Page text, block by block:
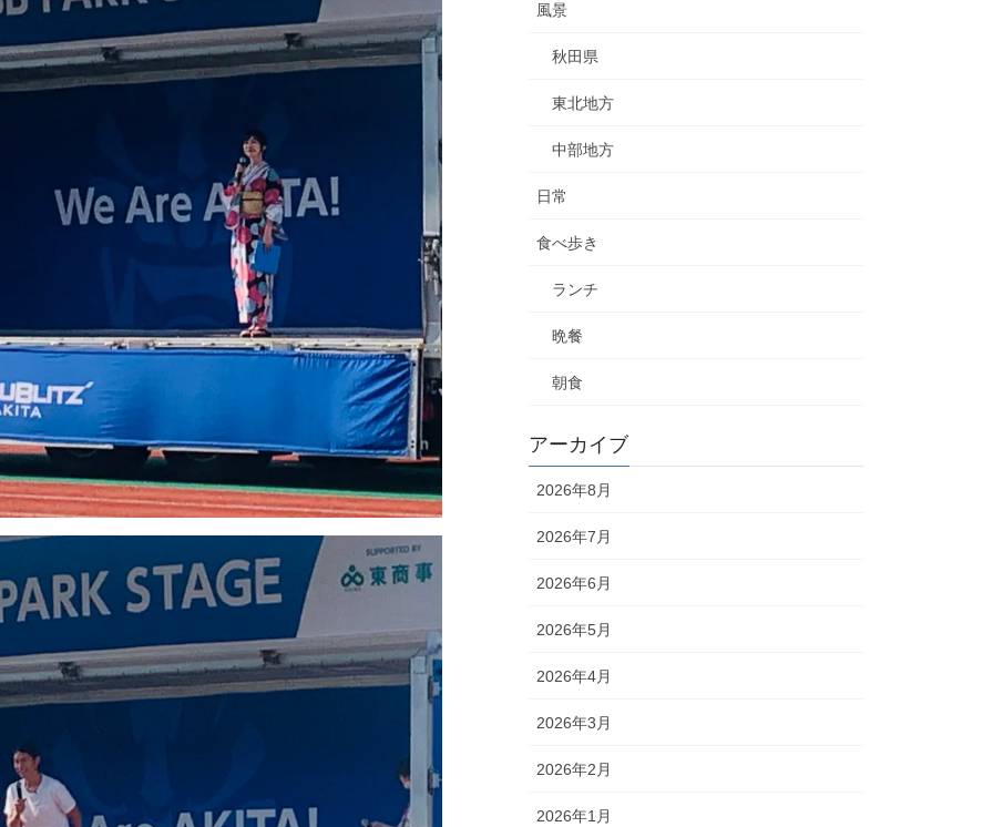
風景
秋田県
東北地方
中部地方
日常
食べ歩き
ランチ
晩餐
朝食
アーカイブ
2026年8月
2026年7月
2026年6月
2026年5月
2026年4月
2026年3月
2026年2月
2026年1月